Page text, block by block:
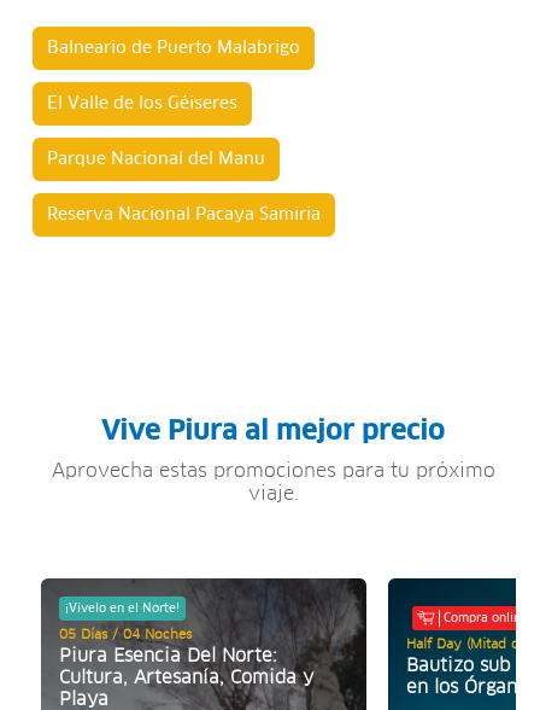
Balneario de Puerto Malabrigo
El Valle de los Géiseres
Parque Nacional del Manu
Reserva Nacional Pacaya Samiria
Vive Piura al mejor precio
Aprovecha estas promociones para tu próximo
viaje.
¡Vívelo en el Norte!
05 Días / 04 Noches
Piura Esencia Del Norte:
Cultura, Artesanía, Comida y
Playa
Compra online
Half Day (Mitad de
Bautizo sub
en los Órganos